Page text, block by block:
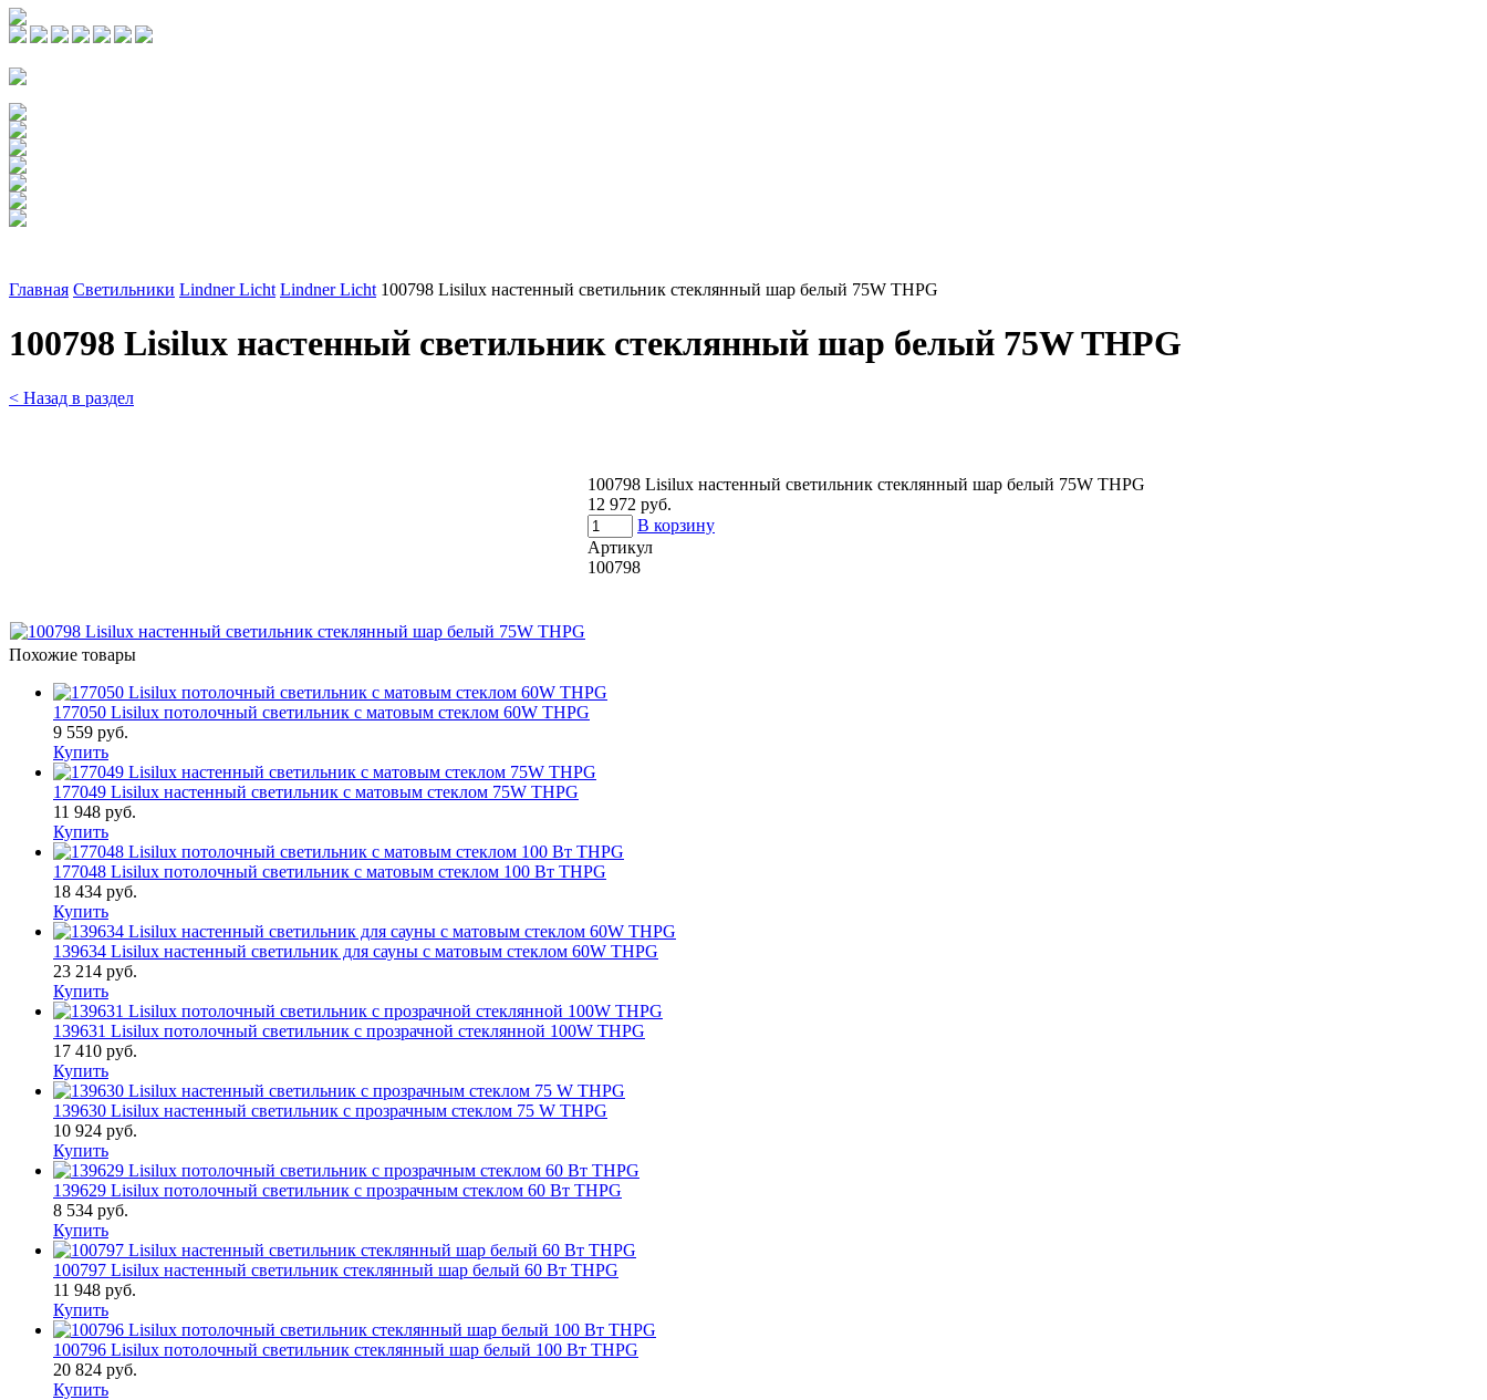
Главная Светильники Lindner Licht Lindner Licht 100798 Lisilux настенный светильник стеклянный шар белый 75W THPG
100798 Lisilux настенный светильник стеклянный шар белый 75W THPG
< Назад в раздел
100798 Lisilux настенный светильник стеклянный шар белый 75W THPG
12 972 руб.
В корзину
Артикул
100798
Похожие товары
177050 Lisilux потолочный светильник с матовым стеклом 60W THPG
9 559 руб.
Купить
177049 Lisilux настенный светильник с матовым стеклом 75W THPG
11 948 руб.
Купить
177048 Lisilux потолочный светильник с матовым стеклом 100 Вт THPG
18 434 руб.
Купить
139634 Lisilux настенный светильник для сауны с матовым стеклом 60W THPG
23 214 руб.
Купить
139631 Lisilux потолочный светильник с прозрачной стеклянной 100W THPG
17 410 руб.
Купить
139630 Lisilux настенный светильник с прозрачным стеклом 75 W THPG
10 924 руб.
Купить
139629 Lisilux потолочный светильник с прозрачным стеклом 60 Вт THPG
8 534 руб.
Купить
100797 Lisilux настенный светильник стеклянный шар белый 60 Вт THPG
11 948 руб.
Купить
100796 Lisilux потолочный светильник стеклянный шар белый 100 Вт THPG
20 824 руб.
Купить